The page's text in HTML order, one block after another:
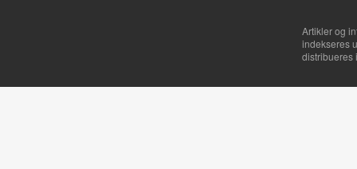
Artikler og
indekseres
distribueres